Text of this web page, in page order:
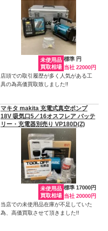
未使用品
買取相場
標準 円
当社 22000円
店頭での取引履歴が多く人気がある工
具の為高価買取致しました!!
マキタ makita 充電式真空ポンプ
18V 吸気口5／16オスフレア バッテ
リー・充電器別売り VP180D(Z)
未使用品
買取相場
標準 17000円
当社 20000円
当店での未使用品在庫が不足していた
為、高価買取させて頂きました!!